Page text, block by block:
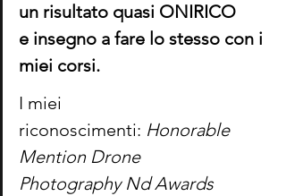
un risultato quasi ONIRICO
e insegno a fare lo stesso con i
miei corsi.
I miei
riconoscimenti: Honorable
Mention Drone
Photography Nd Awards